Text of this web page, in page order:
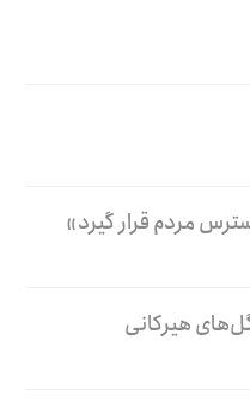
مردم قرار گیرد»
هیرکانی